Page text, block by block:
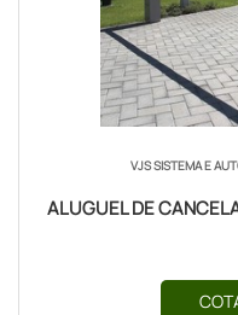
VJS SISTEMA E
ALUGUEL DE